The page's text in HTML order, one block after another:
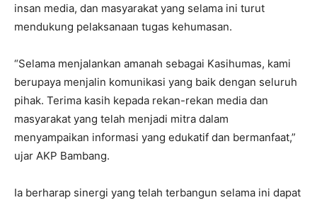
insan media, dan masyarakat yang selama ini turut
mendukung pelaksanaan tugas kehumasan.
“Selama menjalankan amanah sebagai Kasihumas, kami
berupaya menjalin komunikasi yang baik dengan seluruh
pihak. Terima kasih kepada rekan-rekan media dan
masyarakat yang telah menjadi mitra dalam
menyampaikan informasi yang edukatif dan bermanfaat,”
ujar AKP Bambang.
Ia berharap sinergi yang telah terbangun selama ini dapat